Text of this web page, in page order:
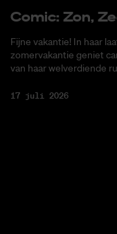
Co­mic: Zon,
Fijne vakantie! In haar
zomervakantie geniet
van haar welverdiende
17 juli 2026